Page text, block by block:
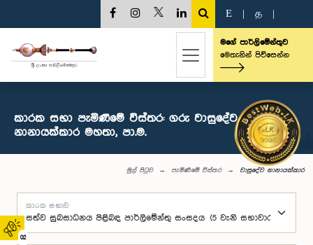
02
E த
මගේ පාර්ලිමේන්තුව
මෙතැනින් පිවිසෙන්න
කාරක සභා පැමිණීමේ විස්තර: ගරු වාසුදේව
නානායක්කාර මහතා, පා.ම.
මුල් පිටුව පැමිණීමේ විස්තර වාසුදේව නානායක්කාර
කාරක සභාව